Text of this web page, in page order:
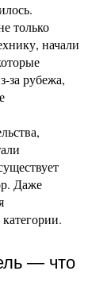
только
начали
за рубежа,
Даже
— что